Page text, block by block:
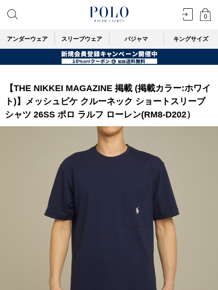
0
アンダーウェア スリープウェア パジャマ キングサイズ
【THE NIKKEI MAGAZINE 掲載 (掲載カラー:ホワイ
ト)】メッシュピケ クルーネック ショートスリーブ
シャツ 26SS ポロ ラルフ ローレン(RM8-D202）